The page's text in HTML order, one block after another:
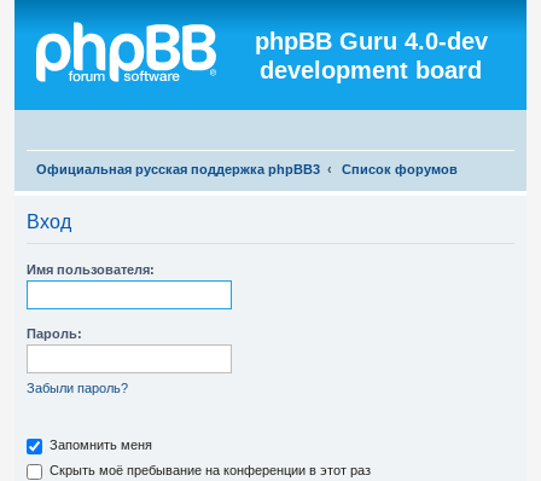
phpBB Guru 4.0-dev
development board
Официальная русская поддержка phpBB3 Список форумов
Вход
Имя пользователя:
Пароль:
Забыли пароль?
Запомнить меня
Скрыть моё пребывание на конференции в этот раз